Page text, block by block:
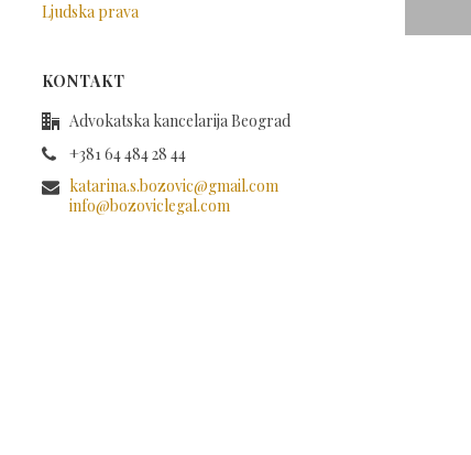
Ljudska prava
KONTAKT
Advokatska kancelarija Beograd
+381 64 484 28 44
katarina.s.bozovic@gmail.com
info@bozoviclegal.com